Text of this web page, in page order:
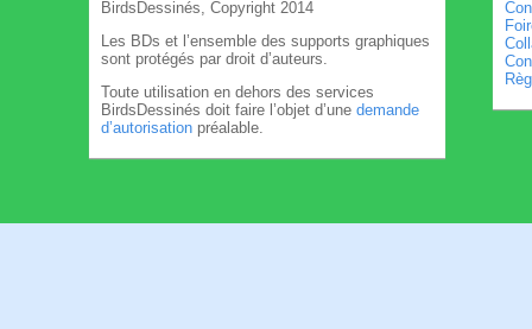
BirdsDessinés, Copyright 2014
Les BDs et l’ensemble des supports graphiques
sont protégés par droit d’auteurs.
Toute utilisation en dehors des services
BirdsDessinés doit faire l’objet d’une demande
d’autorisation préalable.